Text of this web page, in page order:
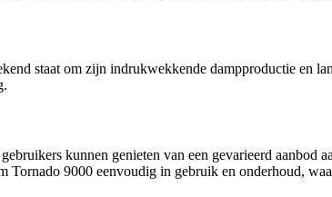
staat om zijn indrukwekkende dampproductie en
kunnen genieten van een gevarieerd
9000 eenvoudig in gebruik en onderhoud,